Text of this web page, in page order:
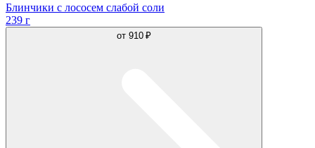
Блинчики с лососем слабой соли
239 г
от 910 ₽